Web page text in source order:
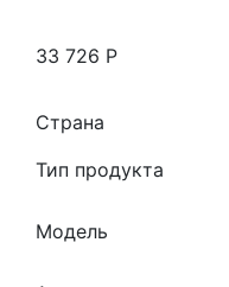
33 726 Р
Страна
Тип продукта
Модель